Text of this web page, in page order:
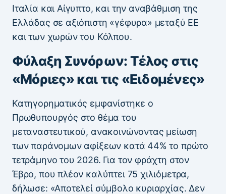
Ιταλία και Αίγυπτο, και την αναβάθμιση της
Ελλάδας σε αξιόπιστη «γέφυρα» μεταξύ ΕΕ
και των χωρών του Κόλπου.
Φύλαξη Συνόρων: Τέλος στις
«Μόριες» και τις «Ειδομένες»
Κατηγορηματικός εμφανίστηκε ο
Πρωθυπουργός στο θέμα του
μεταναστευτικού, ανακοινώνοντας μείωση
των παράνομων αφίξεων κατά 44% το πρώτο
τετράμηνο του 2026. Για τον φράχτη στον
Έβρο, που πλέον καλύπτει 75 χιλιόμετρα,
δήλωσε: «Αποτελεί σύμβολο κυριαρχίας. Δεν